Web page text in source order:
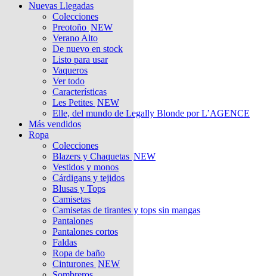
Nuevas Llegadas
Colecciones
Preotoño NEW
Verano Alto
De nuevo en stock
Listo para usar
Vaqueros
Ver todo
Características
Les Petites NEW
Elle, del mundo de Legally Blonde por L’AGENCE
Más vendidos
Ropa
Colecciones
Blazers y Chaquetas NEW
Vestidos y monos
Cárdigans y tejidos
Blusas y Tops
Camisetas
Camisetas de tirantes y tops sin mangas
Pantalones
Pantalones cortos
Faldas
Ropa de baño
Cinturones NEW